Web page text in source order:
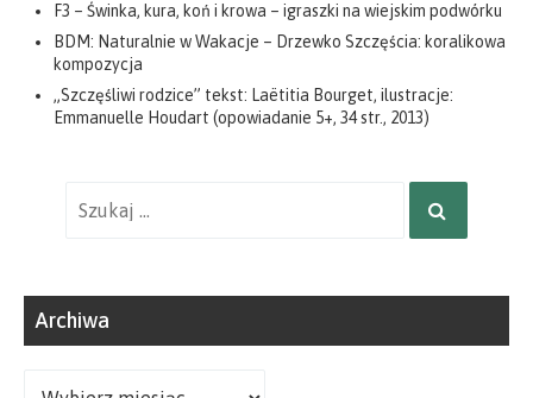
F3 – Świnka, kura, koń i krowa – igraszki na wiejskim podwórku
BDM: Naturalnie w Wakacje – Drzewko Szczęścia: koralikowa
kompozycja
„Szczęśliwi rodzice” tekst: Laëtitia Bourget, ilustracje:
Emmanuelle Houdart (opowiadanie 5+, 34 str., 2013)
SZUKAJ
Archiwa